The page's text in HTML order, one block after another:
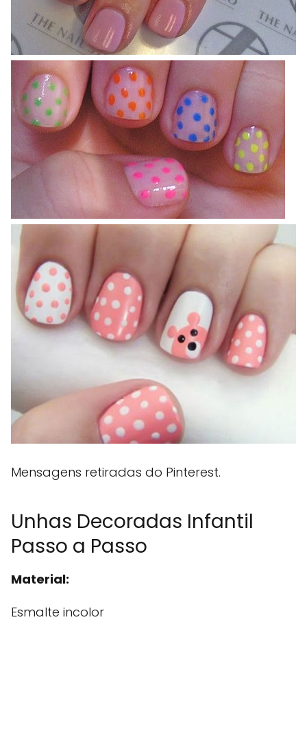
Mensagens retiradas do Pinterest.
Unhas Decoradas Infantil
Passo a Passo
Material:
Esmalte incolor